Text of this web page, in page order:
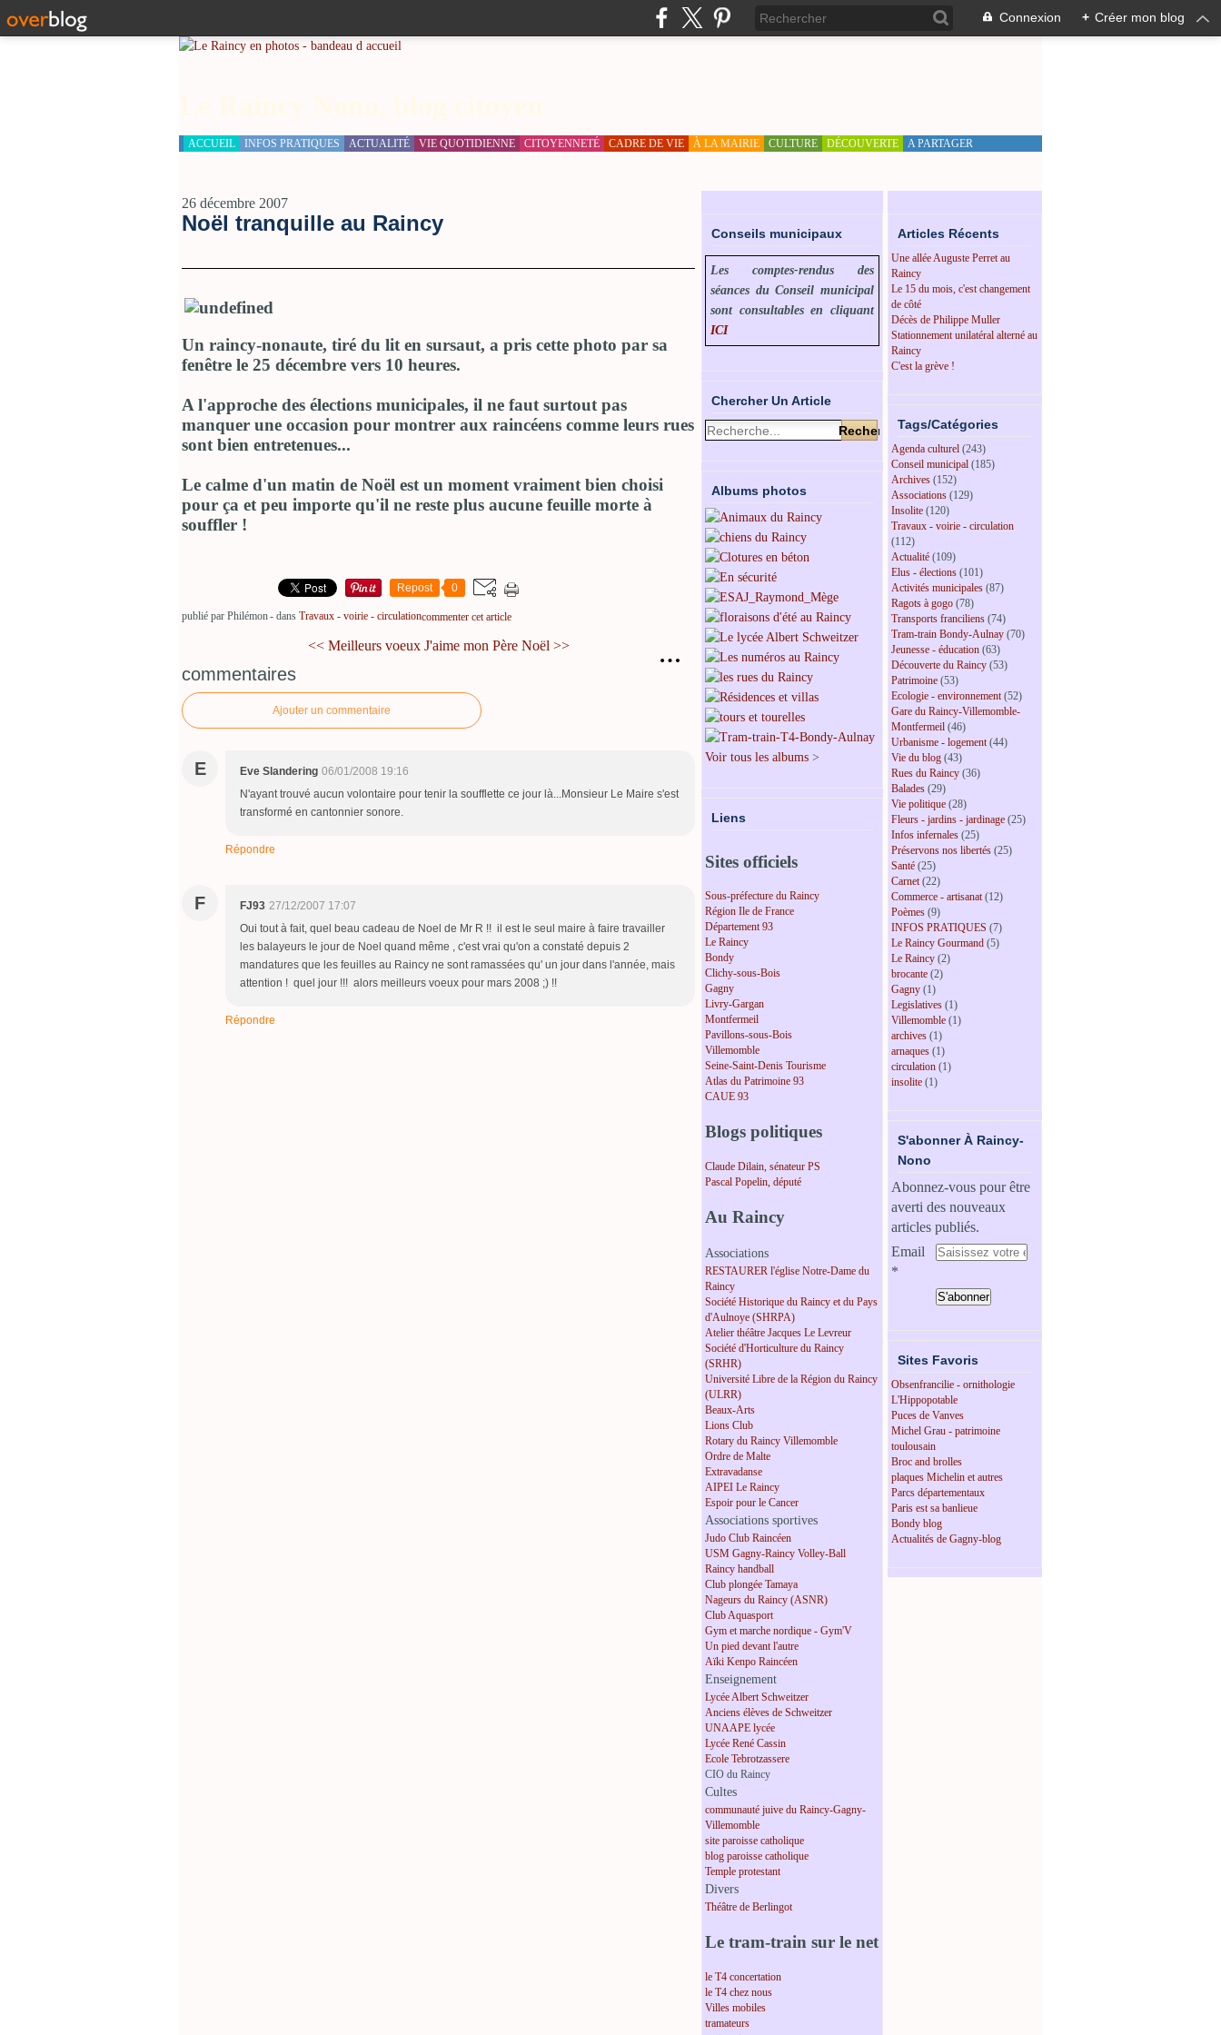
Connexion + Créer mon blog
ACCUEIL INFOS PRATIQUES ACTUALITÉ VIE QUOTIDIENNE CITOYENNETÉ CADRE DE VIE À LA MAIRIE CULTURE DÉCOUVERTE A PARTAGER
26 décembre 2007
Noël tranquille au Raincy
Un raincy-nonaute, tiré du lit en sursaut, a pris cette photo par sa
fenêtre le 25 décembre vers 10 heures.
A l'approche des élections municipales, il ne faut surtout pas
manquer une occasion pour montrer aux raincéens comme leurs rues
sont bien entretenues...
Le calme d'un matin de Noël est un moment vraiment bien choisi
pour ça et peu importe qu'il ne reste plus aucune feuille morte à
souffler !
Repost 0
publié par Philémon- dans Travaux - voirie - circulationcommenter cet article
…
<< Meilleurs voeux J'aime mon Père Noël >>
commentaires
Ajouter un commentaire
E Eve Slandering 06/01/2008 19:16
N'ayant trouvé aucun volontaire pour tenir la soufflette ce jour là...Monsieur Le Maire s'est
transformé en cantonnier sonore.
Répondre
F FJ93 27/12/2007 17:07
Oui tout à fait, quel beau cadeau de Noel de Mr R !! il est le seul maire à faire travailler
les balayeurs le jour de Noel quand même , c'est vrai qu'on a constaté depuis 2
mandatures que les feuilles au Raincy ne sont ramassées qu' un jour dans l'année, mais
attention ! quel jour !!! alors meilleurs voeux pour mars 2008 ;) !!
Répondre
Conseils municipaux
Les comptes-rendus des
séances du Conseil municipal
sont consultables en cliquant
ICI
Chercher Un Article
Albums photos
Voir tous les albums >
Liens
Sites officiels
Sous-préfecture du Raincy
Région Ile de France
Département 93
Le Raincy
Bondy
Clichy-sous-Bois
Gagny
Livry-Gargan
Montfermeil
Pavillons-sous-Bois
Villemomble
Seine-Saint-Denis Tourisme
Atlas du Patrimoine 93
CAUE 93
Blogs politiques
Claude Dilain, sénateur PS
Pascal Popelin, député
Au Raincy
Associations
RESTAURER l'église Notre-Dame du
Raincy
Société Historique du Raincy et du Pays
d'Aulnoye (SHRPA)
Atelier théâtre Jacques Le Levreur
Société d'Horticulture du Raincy
(SRHR)
Université Libre de la Région du Raincy
(ULRR)
Beaux-Arts
Lions Club
Rotary du Raincy Villemomble
Ordre de Malte
Extravadanse
AIPEI Le Raincy
Espoir pour le Cancer
Associations sportives
Judo Club Raincéen
USM Gagny-Raincy Volley-Ball
Raincy handball
Club plongée Tamaya
Nageurs du Raincy (ASNR)
Club Aquasport
Gym et marche nordique - Gym'V
Un pied devant l'autre
Aïki Kenpo Raincéen
Enseignement
Lycée Albert Schweitzer
Anciens élèves de Schweitzer
UNAAPE lycée
Lycée René Cassin
Ecole Tebrotzassere
CIO du Raincy
Cultes
communauté juive du Raincy-Gagny-
Villemomble
site paroisse catholique
blog paroisse catholique
Temple protestant
Divers
Théâtre de Berlingot
Le tram-train sur le net
le T4 concertation
le T4 chez nous
Villes mobiles
tramateurs
Articles Récents
Une allée Auguste Perret au
Raincy
Le 15 du mois, c'est changement
de côté
Décès de Philippe Muller
Stationnement unilatéral alterné au
Raincy
C'est la grève !
Tags/Catégories
Agenda culturel (243)
Conseil municipal (185)
Archives (152)
Associations (129)
Insolite (120)
Travaux - voirie - circulation
(112)
Actualité (109)
Elus - élections (101)
Activités municipales (87)
Ragots à gogo (78)
Transports franciliens (74)
Tram-train Bondy-Aulnay (70)
Jeunesse - éducation (63)
Découverte du Raincy (53)
Patrimoine (53)
Ecologie - environnement(52)
Gare du Raincy-Villemomble-
Montfermeil (46)
Urbanisme - logement(44)
Vie du blog (43)
Rues du Raincy (36)
Balades (29)
Vie politique (28)
Fleurs - jardins - jardinage (25)
Infos infernales (25)
Préservons nos libertés (25)
Santé (25)
Carnet(22)
Commerce - artisanat(12)
Poèmes (9)
INFOS PRATIQUES (7)
Le Raincy Gourmand (5)
Le Raincy (2)
brocante (2)
Gagny (1)
Legislatives (1)
Villemomble (1)
archives (1)
arnaques (1)
circulation (1)
insolite (1)
S'abonner À Raincy-
Nono
Abonnez-vous pour être
averti des nouveaux
articles publiés.
Email
Sites Favoris
Obsenfrancilie - ornithologie
L'Hippopotable
Puces de Vanves
Michel Grau - patrimoine
toulousain
Broc and brolles
plaques Michelin et autres
Parcs départementaux
Paris est sa banlieue
Bondy blog
Actualités de Gagny-blog